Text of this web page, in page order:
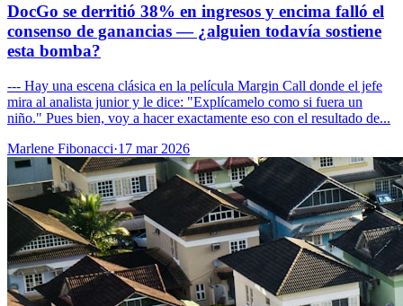
DocGo se derritió 38% en ingresos y encima falló el
consenso de ganancias — ¿alguien todavía sostiene
esta bomba?
--- Hay una escena clásica en la película Margin Call donde el jefe
mira al analista junior y le dice: "Explícamelo como si fuera un
niño." Pues bien, voy a hacer exactamente eso con el resultado de...
Marlene Fibonacci·17 mar 2026